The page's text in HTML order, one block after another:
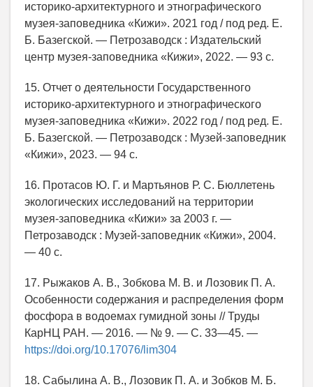
историко-архитектурного и этнографического
музея-заповедника «Кижи». 2021 год / под ред. Е.
Б. Базегской. — Петрозаводск : Издательский
центр музея-заповедника «Кижи», 2022. — 93 с.
15. Отчет о деятельности Государственного
историко-архитектурного и этнографического
музея-заповедника «Кижи». 2022 год / под ред. Е.
Б. Базегской. — Петрозаводск : Музей-заповедник
«Кижи», 2023. — 94 с.
16. Протасов Ю. Г. и Мартьянов Р. С. Бюллетень
экологических исследований на территории
музея-заповедника «Кижи» за 2003 г. —
Петрозаводск : Музей-заповедник «Кижи», 2004.
— 40 с.
17. Рыжаков А. В., Зобкова М. В. и Лозовик П. А.
Особенности содержания и распределения форм
фосфора в водоемах гумидной зоны // Труды
КарНЦ РАН. — 2016. — № 9. — С. 33—45. —
https://doi.org/10.17076/lim304
18. Сабылина А. В., Лозовик П. А. и Зобков М. Б.